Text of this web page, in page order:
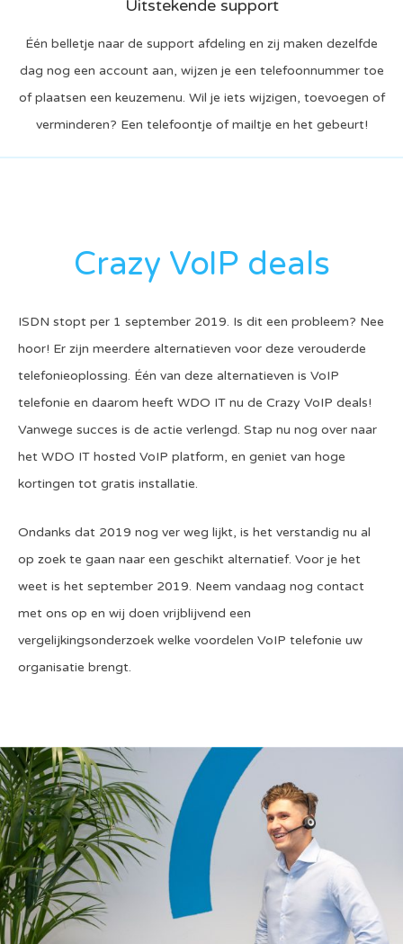
Uitstekende support
Één belletje naar de support afdeling en zij maken dezelfde
dag nog een account aan, wijzen je een telefoonnummer toe
of plaatsen een keuzemenu. Wil je iets wijzigen, toevoegen of
verminderen? Een telefoontje of mailtje en het gebeurt!
Crazy VoIP deals
ISDN stopt per 1 september 2019. Is dit een probleem? Nee
hoor! Er zijn meerdere alternatieven voor deze verouderde
telefonieoplossing. Één van deze alternatieven is VoIP
telefonie en daarom heeft WDO IT nu de Crazy VoIP deals!
Vanwege succes is de actie verlengd. Stap nu nog over naar
het WDO IT hosted VoIP platform, en geniet van hoge
kortingen tot gratis installatie.
Ondanks dat 2019 nog ver weg lijkt, is het verstandig nu al
op zoek te gaan naar een geschikt alternatief. Voor je het
weet is het september 2019. Neem vandaag nog contact
met ons op en wij doen vrijblijvend een
vergelijkingsonderzoek welke voordelen VoIP telefonie uw
organisatie brengt.